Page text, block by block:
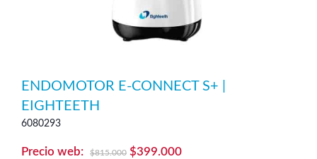
ENDOMOTOR E-CONNECT S+ |
EIGHTEETH
6080293
$815.000 El
$399.000El